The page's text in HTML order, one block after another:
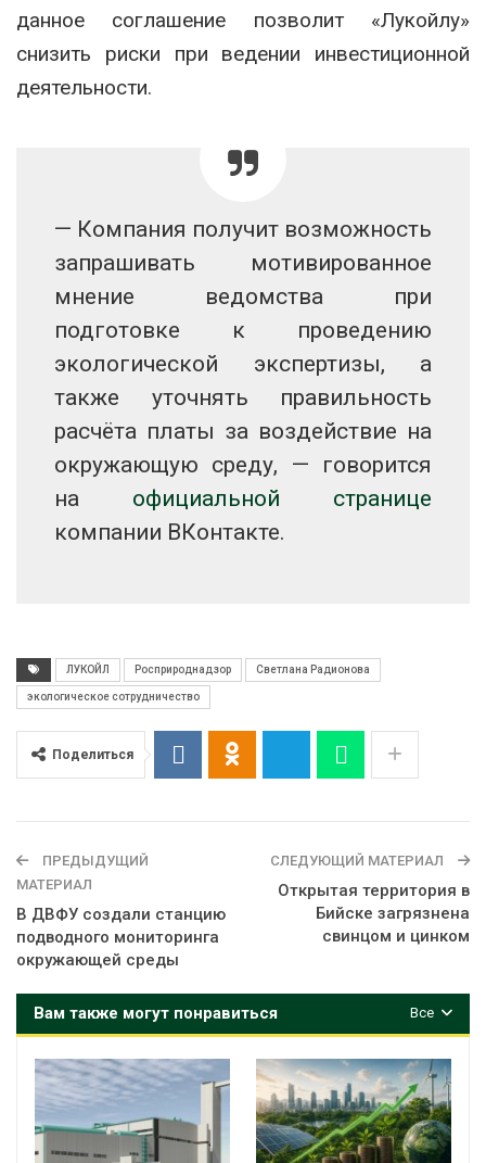
данное соглашение позволит «Лукойлу»
снизить риски при ведении инвестиционной
деятельности.
— Компания получит возможность
запрашивать мотивированное
мнение ведомства при
подготовке к проведению
экологической экспертизы, а
также уточнять правильность
расчёта платы за воздействие на
окружающую среду, — говорится
на официальной странице
компании ВКонтакте.
ЛУКОЙЛ Росприроднадзор Светлана Радионова
экологическое сотрудничество
Поделиться
ПРЕДЫДУЩИЙ
МАТЕРИАЛ
В ДВФУ создали станцию
подводного мониторинга
окружающей среды
СЛЕДУЮЩИЙ МАТЕРИАЛ
Открытая территория в
Бийске загрязнена
свинцом и цинком
Все
Вам также могут понравиться